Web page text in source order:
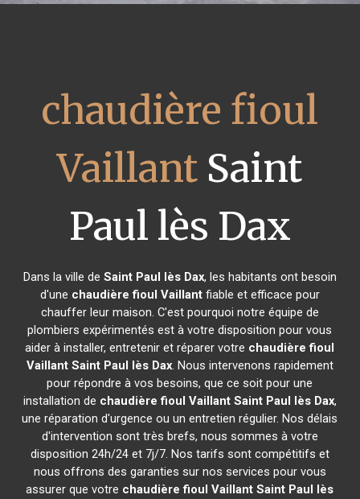
chaudière fioul
Vaillant Saint
Paul lès Dax
Dans la ville de Saint Paul lès Dax, les habitants ont besoin
d'une chaudière fioul Vaillantfiable et efficace pour
chauffer leur maison. C'est pourquoi notre équipe de
plombiers expérimentés est à votre disposition pour vous
aider à installer, entretenir et réparer votre chaudière fioul
Vaillant Saint Paul lès Dax. Nous intervenons rapidement
pour répondre à vos besoins, que ce soit pour une
installation de chaudière fioul Vaillant Saint Paul lès Dax,
une réparation d'urgence ou un entretien régulier. Nos délais
d'intervention sont très brefs, nous sommes à votre
disposition 24h/24 et 7j/7. Nos tarifs sont compétitifs et
nous offrons des garanties sur nos services pour vous
assurer que votre chaudière fioul Vaillant Saint Paul lès